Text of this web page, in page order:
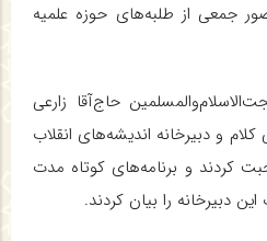
جمعی از طلبه‌های حوزه علميه
حاج‌آقا زارعی
و دبیرخانه اندیشه‌های انقلاب
کردند و برنامه‌های کوتاه مدت
دبیرخانه را بیان کردند.